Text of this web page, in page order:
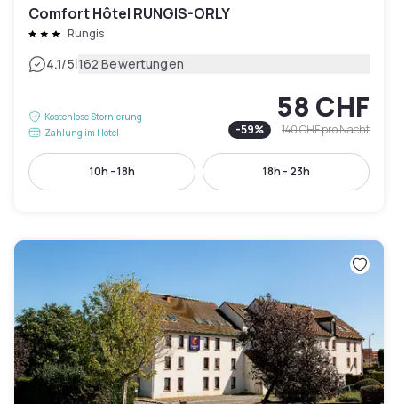
Comfort Hôtel RUNGIS-ORLY
Rungis
4.1/5|162 Bewertungen
Kostenlose Stornierung
Zahlung im Hotel
58 CHF
-59% 140 CHFpro Nacht
10h - 18h 18h - 23h